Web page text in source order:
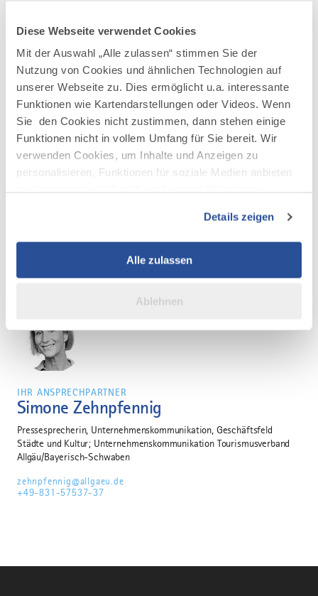
Diese Webseite verwendet Cookies
Mit der Auswahl „Alle zulassen“ stimmen Sie der
Nutzung von Cookies und ähnlichen Technologien auf
unserer Webseite zu. Dies ermöglicht u.a. interessante
Funktionen wie Kartendarstellungen oder Videos. Wenn
Sie den Cookies nicht zustimmen, dann stehen einige
Funktionen nicht in vollem Umfang für Sie bereit. Wir
verwenden Cookies, um Inhalte und Anzeigen zu
personalisieren, Funktionen für soziale Medien anbieten
Verwendung unserer Website an unsere Partner für
soziale Medien, Werbung und Analysen weiter. Unsere
Partner führen diese Informationen möglicherweise mit
weiteren Daten zusammen, die Sie ihnen bereitgestellt
Details zeigen
Alle zulassen
Ablehnen
Allgäuer Gründerbühne Patron © Allgäu GmbH, Philip
JPG 1.5 MB
Bild
Gründerbühne
Patron
©
Allgäu
GmbH,
Philip
Herzhoff
herunterladen
AllgäuTopHotel_036 Markenwürfel © proAllgäu D Berchtold
JPG
7.2 MB
AllgäuTopHotel_036
Markenwürfel
proAllgäu
D
herunterladen
©
Allgäu Digital Gründerbühe 2017 Kempten ©Allgäu GmbH
Allgäu
Digital
herunterladen
IHR ANSPRECHPARTNER
Simone Zehnpfennig
Pressesprecherin, Unternehmenskommunikation, Geschäftsfeld
Städte und Kultur; Unternehmenskommunikation Tourismusverband
Allgäu/Bayerisch-Schwaben
zehnpfennig@allgaeu.de
+49-831-57537-37